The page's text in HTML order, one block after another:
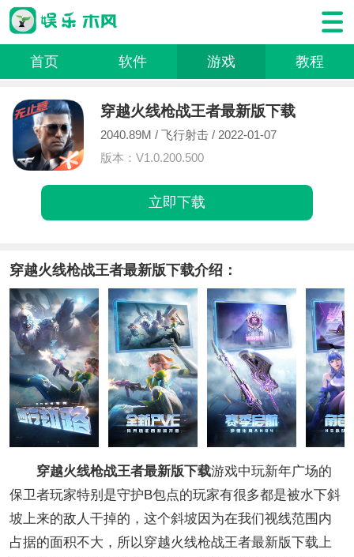
首页 软件 游戏 教程
穿越火线枪战王者最新版下载
2040.89M / 飞行射击/ 2022-01-07
版本：V1.0.200.500
立即下载
穿越火线枪战王者最新版下载介绍：
穿越火线枪战王者最新版下载游戏中玩新年广场的
保卫者玩家特别是守护B包点的玩家有很多都是被水下斜
坡上来的敌人干掉的，这个斜坡因为在我们视线范围内
占据的面积不大，所以穿越火线枪战王者最新版下载上